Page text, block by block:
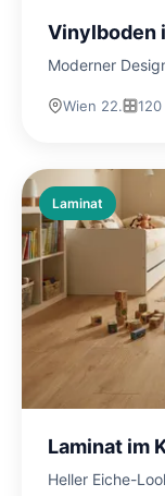
Vinylboden
Moderner
Wien 22. 120
Laminat
Laminat im
Heller Eiche-